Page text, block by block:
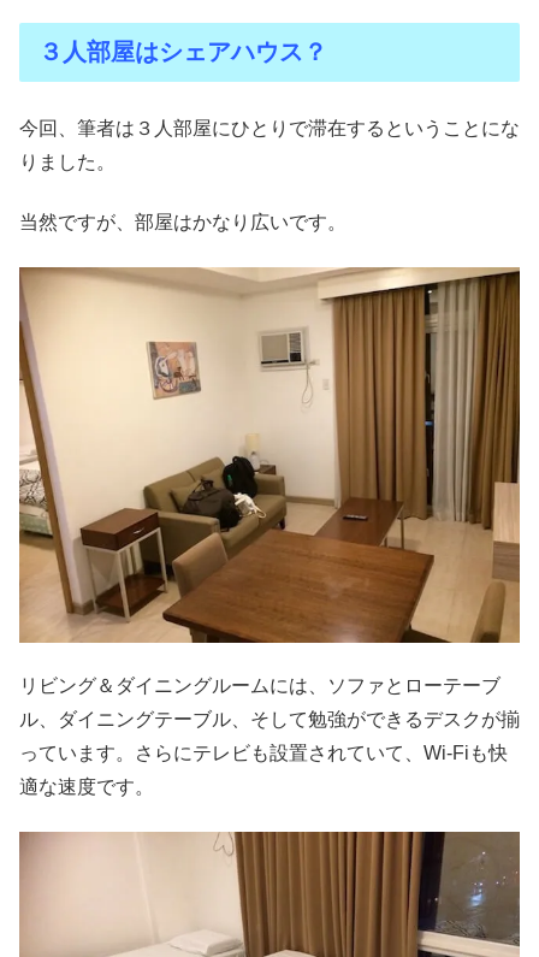
３人部屋はシェアハウス？
今回、筆者は３人部屋にひとりで滞在するということにな
りました。
当然ですが、部屋はかなり広いです。
リビング＆ダイニングルームには、ソファとローテーブ
ル、ダイニングテーブル、そして勉強ができるデスクが揃
っています。さらにテレビも設置されていて、Wi-Fiも快
適な速度です。